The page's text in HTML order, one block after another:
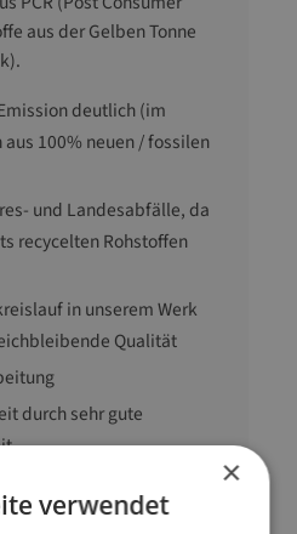
aus der Gelben Tonne
deutlich (im
100% neuen / fossilen
und Landesabfälle, da
recycelten Rohstoffen
in unserem Werk
Qualität
durch sehr gute
/ innen spiegelglatt
×
verwendet